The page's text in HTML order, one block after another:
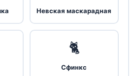
Невская маскарадная
🐈
Сфинкс